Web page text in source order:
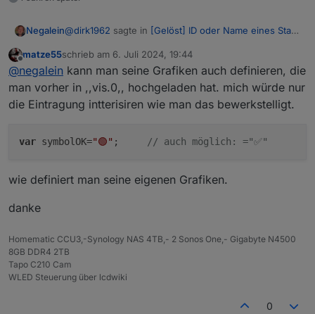
Negalein@dirk1962 sagte in [Gelöst] ID oder Name eines State
Frage mich echt, wie das Script bei Dir den
richtigen Status anzeigt. Solltest Du vielleicht
nochmal prüfen.
jetzt hast mich neugierig gemacht, vorallem da ich
schon ewig nicht mehr diese liste angesehen habe.
Habe das Script abgeändert wie oben beschrieben.
(sonst könnte ich jetzt nicht dies schreiben).
Vorher war echt fast alles online. War aber am
Offline
matze55schrieb am 6. Juli 2024, 19:44
zuletzt editiert von
@negalein kann man seine Grafiken auch definieren, die
man vorher in ,,vis.0,, hochgeladen hat. mich würde nur
die Eintragung intterisiren wie man das bewerkstelligt.
var symbolOK="🟢" ; // auch möglich: ="✅"
wie definiert man seine eigenen Grafiken.
danke
Homematic CCU3,-Synology NAS 4TB,- 2 Sonos One,- Gigabyte N4500
8GB DDR4 2TB
Tapo C210 Cam
WLED Steuerung über lcdwiki
0